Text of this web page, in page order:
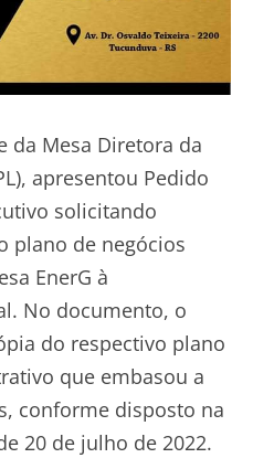
da Mesa Diretora da
apresentou Pedido
solicitando
plano de negócios
EnerG à
No documento, o
do respectivo plano
que embasou a
conforme disposto na
20 de julho de 2022.